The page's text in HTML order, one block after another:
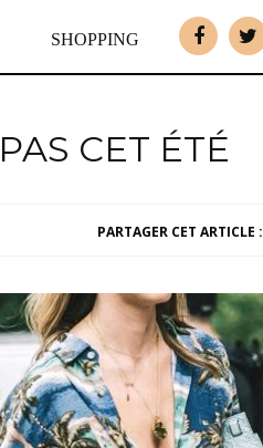
SHOPPING
CET ÉTÉ
PARTAGER CET ARTICLE :